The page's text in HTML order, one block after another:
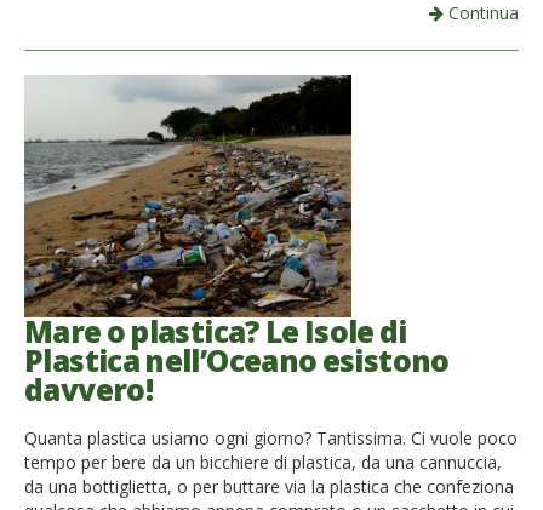
Continua
Mare o plastica? Le Isole di
Plastica nell’Oceano esistono
davvero!
Quanta plastica usiamo ogni giorno? Tantissima. Ci vuole poco
tempo per bere da un bicchiere di plastica, da una cannuccia,
da una bottiglietta, o per buttare via la plastica che confeziona